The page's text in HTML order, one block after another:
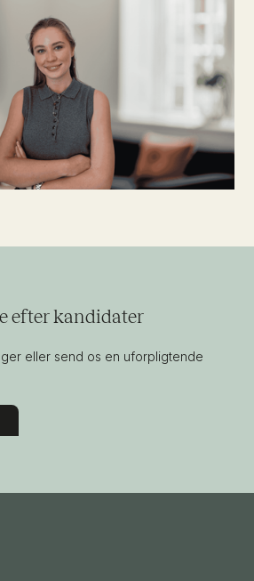
efter kandidater
eller send os en uforpligtende